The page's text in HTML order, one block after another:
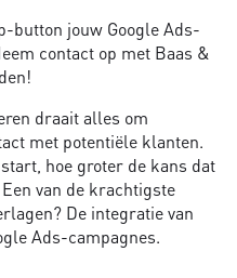
button jouw Google Ads-
contact op met Baas &
draait alles om
met potentiële klanten.
hoe groter de kans dat
van de krachtigste
De integratie van
Ads-campagnes.